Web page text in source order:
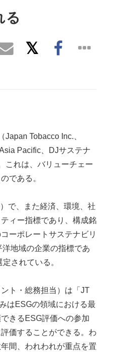
る
Tobacco Inc.、
Pacific、DJサステナ
これは、バリューチェー
である。
で、また経済、環境、社
ィー指標であり、構成銘
ーポレートサステナビリ
地域の企業の指標であ
されている。
ト・総務担当）は「JT
はESGの領域における最
きるESG評価への参加
価することができる。わ
間、われわれが重点を置